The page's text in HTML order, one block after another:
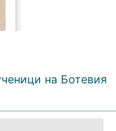
на Ботевия